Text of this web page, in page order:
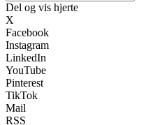
Del og vis hjerte
X
Facebook
Instagram
LinkedIn
YouTube
Pinterest
TikTok
Mail
RSS